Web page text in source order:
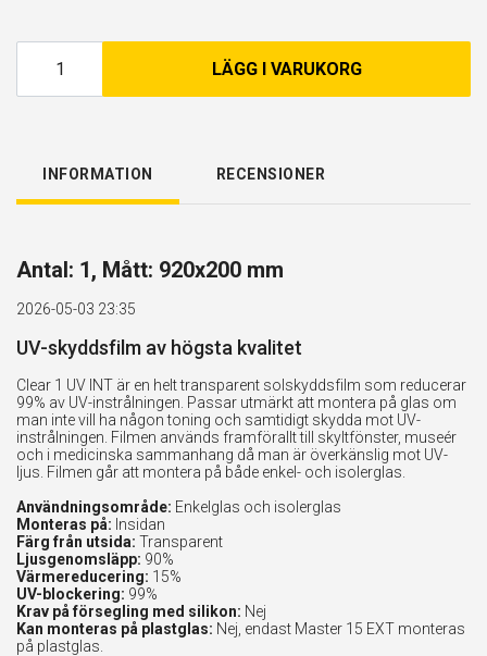
LÄGG I VARUKORG
INFORMATION RECENSIONER
Antal: 1, Mått: 920x200 mm
2026-05-03 23:35
UV-skyddsfilm av högsta kvalitet
Clear 1 UV INT är en helt transparent solskyddsfilm som reducerar
99% av UV-instrålningen. Passar utmärkt att montera på glas om
man inte vill ha någon toning och samtidigt skydda mot UV-
instrålningen. Filmen används framförallt till skyltfönster, museér
och i medicinska sammanhang då man är överkänslig mot UV-
ljus. Filmen går att montera på både enkel- och isolerglas.
Användningsområde: Enkelglas och isolerglas
Monteras på: Insidan
Färg från utsida: Transparent
Ljusgenomsläpp: 90%
Värmereducering: 15%
UV-blockering: 99%
Krav på försegling med silikon: Nej
Kan monteras på plastglas: Nej, endast Master 15 EXT monteras
på plastglas.